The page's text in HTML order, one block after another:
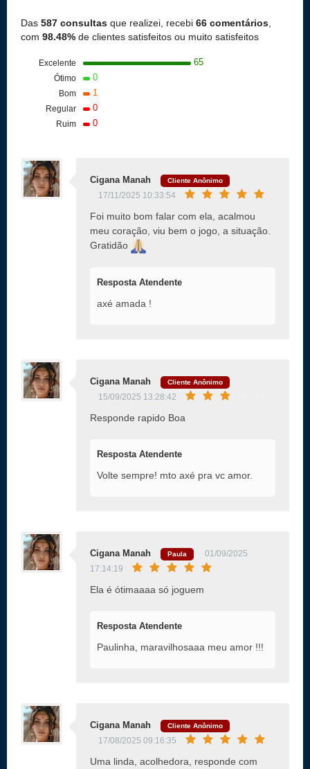
Das 587 consultas que realizei, recebi 66 comentários
com 98.48% de clientes satisfeitos ou muito satisfeitos
Excelente 65
Ótimo 0
Bom 1
Regular 0
Ruim 0
Cigana Manah Cliente Anônimo
17/11/2025 10:33:54
Foi muito bom falar com ela, acalmou
meu coração, viu bem o jogo, a situação.
Gratidão
Resposta Atendente
axé amada !
Cigana Manah Cliente Anônimo
15/09/2025 13:28:42
Responde rapido Boa
Resposta Atendente
Volte sempre! mto axé pra vc amor.
Cigana Manah Paula
01/09/2025
17:14:19
Ela é ótimaaaa só joguem
Resposta Atendente
Paulinha, maravilhosaaa meu amor !!!
Cigana Manah Cliente Anônimo
17/08/2025 09:16:35
Uma linda, acolhedora, responde com